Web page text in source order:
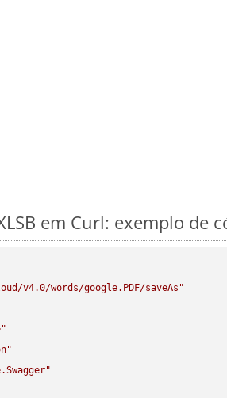
em Curl: exemplo de
v4.0/words/google.PDF/saveAs"